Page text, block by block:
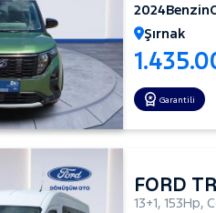
2024Benzin
Şırnak
Garantili
FORD
13+1, 153Hp,